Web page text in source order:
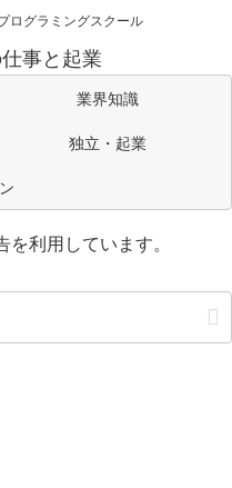
ログラミングスクール
事と起業
業界知識
独立・起業
利用しています。